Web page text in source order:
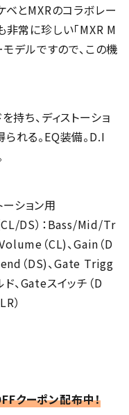
ベとMXRのコラボレー
非常に珍しい「MXR M
デルですので、この機
持ち、ディストーショ
れる。EQ装備。D.I
ーション用
DS）：Bass/Mid/Tr
（CL)、Gain（D
（DS)、Gate Trigg
、Gateスイッチ（D
）
クーポン配布中！